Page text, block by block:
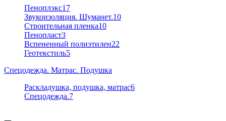
Пеноплэкс17
Звукоизоляция. Шуманет.10
Строительная пленка10
Пенопласт3
Вспененный полиэтилен22
Геотекстиль5
Спецодежда. Матрас. Подушка
Раскладушка, подушка, матрас6
Спецодежда.7